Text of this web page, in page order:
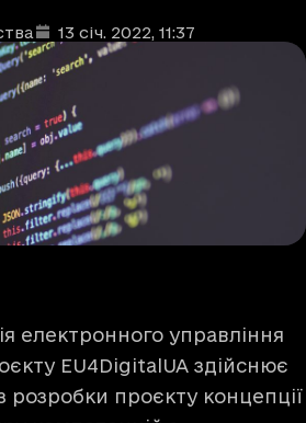
: 13 січ. 2022, 11:37
електронного управління
EU4DigitalUA здійснює
розробки проєкту концепції